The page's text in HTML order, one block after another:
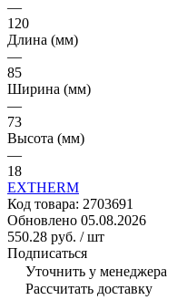
—
120
Длина (мм)
—
85
Ширина (мм)
—
73
Высота (мм)
—
18
EXTHERM
Код товара: 2703691
Обновлено 05.08.2026
550.28 руб. / шт
Подписаться
Уточнить у менеджера
Рассчитать доставку